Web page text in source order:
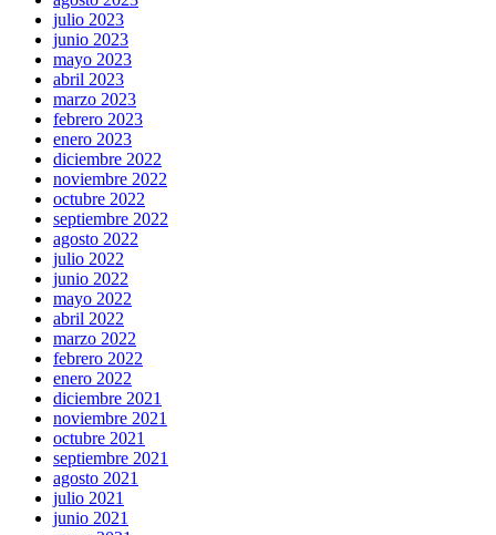
julio 2023
junio 2023
mayo 2023
abril 2023
marzo 2023
febrero 2023
enero 2023
diciembre 2022
noviembre 2022
octubre 2022
septiembre 2022
agosto 2022
julio 2022
junio 2022
mayo 2022
abril 2022
marzo 2022
febrero 2022
enero 2022
diciembre 2021
noviembre 2021
octubre 2021
septiembre 2021
agosto 2021
julio 2021
junio 2021